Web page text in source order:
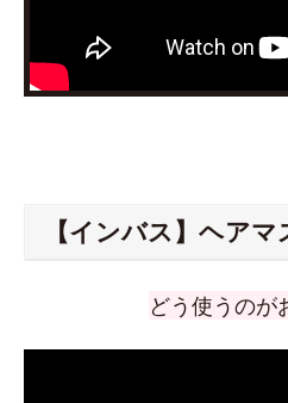
【インバス】ヘア
どう使うのが